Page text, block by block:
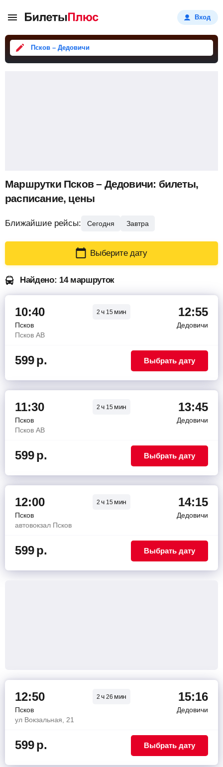
Вход
Псков – Дедовичи
Маршрутки Псков – Дедовичи: билеты,
расписание, цены
Ближайшие рейсы: Сегодня Завтра
Выберите дату
Найдено: 14 маршруток
10:40 2ч 15 мин 12:55
Псков
Дедовичи
Псков АВ
599р. Выбрать дату
11:30 2ч 15 мин 13:45
Псков
Дедовичи
Псков АВ
599р. Выбрать дату
12:00 2ч 15 мин 14:15
Псков
Дедовичи
автовокзал Псков
599р. Выбрать дату
12:50 2ч 26 мин 15:16
Псков
Дедовичи
ул Вокзальная, 21
599р. Выбрать дату